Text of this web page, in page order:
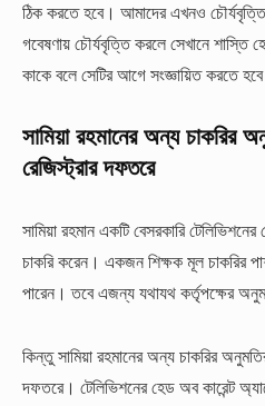
ঠিক করতে হবে। আমাদের এখনও
গবেষণায় চৌর্যবৃত্তি করলে সেখানে শাস্তি
কাকে বলে সেটির আগে সংজ্ঞায়িত করতে
সামিয়া রহমানের অন্য চাকরির
রেজিস্ট্রার দফতরে
সামিয়া রহমান একটি বেসরকারি
চাকরি করেন। একজন শিক্ষক মূল চাকরির
পারেন। তবে এজন্য যথাযথ কর্তৃপক্ষের
কিন্তু সামিয়া রহমানের অন্য চাকরির
দফতরে। টেলিভিশনের হেড অব কারেন্ট